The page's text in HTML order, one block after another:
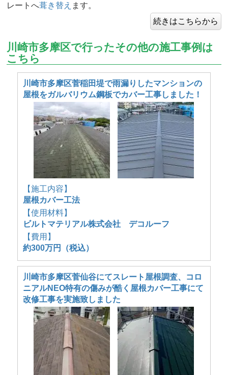
レートへ葺き替え ます。
続きはこちらから
川崎市多摩区で行ったその他の施工事例は
こちら
川崎市多摩区菅稲田堤で雨漏りしたマンションの
屋根をガルバリウム鋼板でカバー工事しました！
【施工内容】
屋根カバー工法
【使用材料】
ビルトマテリアル株式会社 デコルーフ
【費用】
約300万円（税込）
川崎市多摩区菅仙谷にてスレート屋根調査、コロ
ニアルNEO特有の傷みが酷く屋根カバー工事にて
改修工事を実施致しました